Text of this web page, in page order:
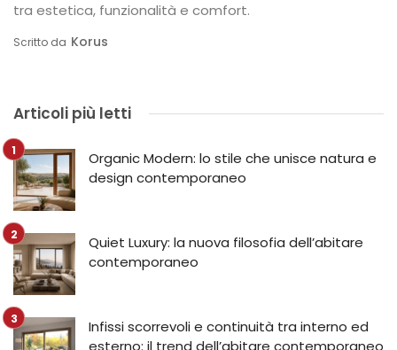
tra estetica, funzionalità e comfort.
Scritto da Korus
Articoli più letti
Organic Modern: lo stile che unisce natura e
design contemporaneo
Quiet Luxury: la nuova filosofia dell’abitare
contemporaneo
Infissi scorrevoli e continuità tra interno ed
esterno: il trend dell’abitare contemporaneo